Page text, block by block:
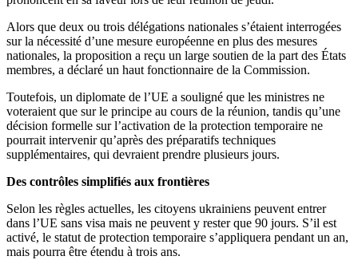
Alors que deux ou trois délégations nationales s’étaient interrogées
sur la nécessité d’une mesure européenne en plus des mesures
nationales, la proposition a reçu un large soutien de la part des États
membres, a déclaré un haut fonctionnaire de la Commission.
Toutefois, un diplomate de l’UE a souligné que les ministres ne
voteraient que sur le principe au cours de la réunion, tandis qu’une
décision formelle sur l’activation de la protection temporaire ne
pourrait intervenir qu’après des préparatifs techniques
supplémentaires, qui devraient prendre plusieurs jours.
Des contrôles simplifiés aux frontières
Selon les règles actuelles, les citoyens ukrainiens peuvent entrer
dans l’UE sans visa mais ne peuvent y rester que 90 jours. S’il est
activé, le statut de protection temporaire s’appliquera pendant un an,
mais pourra être étendu à trois ans.